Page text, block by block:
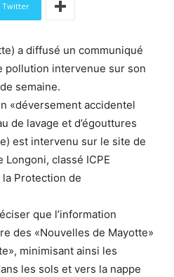
Twitter
a diffusé un communiqué
pollution intervenue sur son
semaine.
«déversement accidentel
de lavage et d’égouttures
est intervenu sur le site de
Longoni, classé ICPE
Protection de
que l’information
des «Nouvelles de Mayotte»
minimisant ainsi les
les sols et vers la nappe